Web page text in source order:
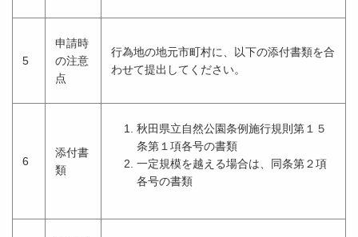
5
申請時
の注意
点
行為地の地元市町村に、以下の添付書類を合
わせて提出してください。
6
添付書
類
秋田県立自然公園条例施行規則第１５
条第１項各号の書類
一定規模を越える場合は、同条第２項
各号の書類